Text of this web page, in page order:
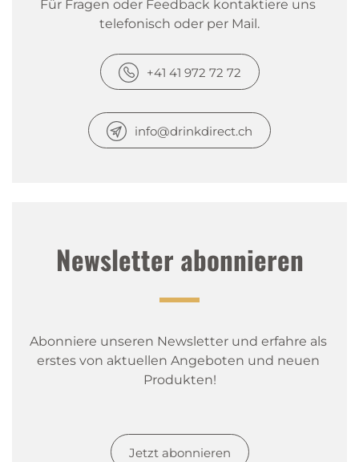
Für Fragen oder Feedback kontaktiere uns
telefonisch oder per Mail.
+41 41 972 72 72
info@drinkdirect.ch
Newsletter abonnieren
Abonniere unseren Newsletter und erfahre als
erstes von aktuellen Angeboten und neuen
Produkten!
Jetzt abonnieren